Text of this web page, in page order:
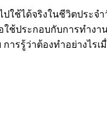
ช้ได้จริงในชีวิตประจ
ช้ประกอบกับการทำง
การรู้ว่าต้องทำอย่างไร